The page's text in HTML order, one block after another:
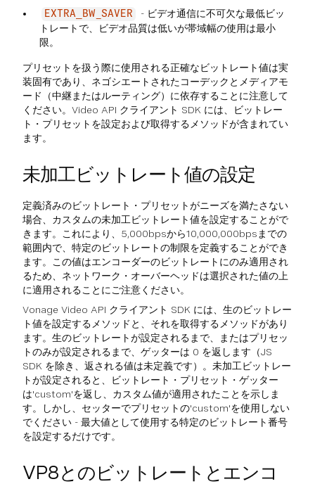
EXTRA_BW_SAVER
- ビデオ通信に不可欠な最低ビッ
トレートで、ビデオ品質は低いが帯域幅の使用は最小
限。
プリセットを扱う際に使用される正確なビットレート値は実
装固有であり、ネゴシエートされたコーデックとメディアモ
ード（中継またはルーティング）に依存することに注意して
ください。Video API クライアント SDK には、ビットレー
ト・プリセットを設定および取得するメソッドが含まれてい
ます。
未加工ビットレート値の設定
定義済みのビットレート・プリセットがニーズを満たさない
場合、カスタムの未加工ビットレート値を設定することがで
きます。これにより、5,000bpsから10,000,000bpsまでの
範囲内で、特定のビットレートの制限を定義することができ
ます。この値はエンコーダーのビットレートにのみ適用され
るため、ネットワーク・オーバーヘッドは選択された値の上
に適用されることにご注意ください。
Vonage Video API クライアント SDK には、生のビットレー
ト値を設定するメソッドと、それを取得するメソッドがあり
ます。生のビットレートが設定されるまで、またはプリセッ
トのみが設定されるまで、ゲッターは 0 を返します（JS
SDK を除き、返される値は未定義です）。未加工ビットレー
トが設定されると、ビットレート・プリセット・ゲッター
は'custom'を返し、カスタム値が適用されたことを示しま
す。しかし、セッターでプリセットの'custom'を使用しない
でください - 最大値として使用する特定のビットレート番号
を設定するだけです。
VP8とのビットレートとエンコ